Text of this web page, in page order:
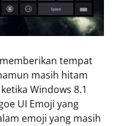
tempat
masih hitam
Windows 8.1
UI Emoji yang
emoji yang masih